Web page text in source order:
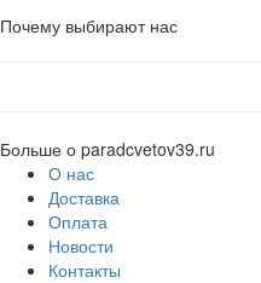
Почему выбирают нас
Больше о paradcvetov39.ru
О нас
Доставка
Оплата
Новости
Контакты